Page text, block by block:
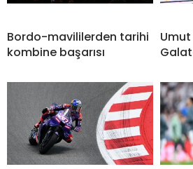
Bordo-mavililerden tarihi
kombine başarısı